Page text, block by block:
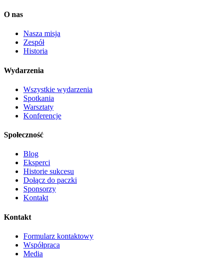
O nas
Nasza misja
Zespół
Historia
Wydarzenia
Wszystkie wydarzenia
Spotkania
Warsztaty
Konferencje
Społeczność
Blog
Eksperci
Historie sukcesu
Dołącz do paczki
Sponsorzy
Kontakt
Kontakt
Formularz kontaktowy
Współpraca
Media